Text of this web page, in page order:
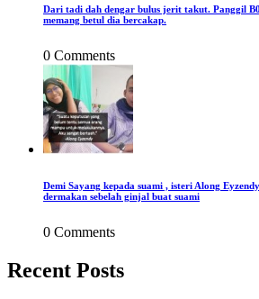
Dari tadi dah dengar bulus jerit takut. Panggil
memang betul dia bercakap.
0 Comments
Demi Sayang kepada suami , isteri Along
dermakan sebelah ginjal buat suami
0 Comments
Recent Posts